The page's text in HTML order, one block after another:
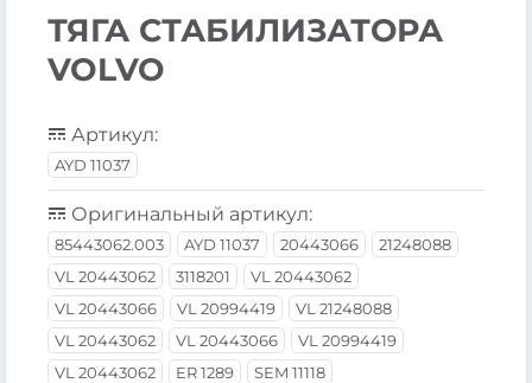
ТЯГА СТАБИЛИЗАТОРА
VOLVO
Артикул:
AYD 11037
Оригинальный артикул:
85443062.003 AYD 11037 20443066
21248088
VL 20443062
3118201
VL 20443062
VL 20443066
VL 20994419
VL 21248088
VL 20443062
VL 20443066
VL 20994419
VL 20443062
ER 1289 SEM 11118